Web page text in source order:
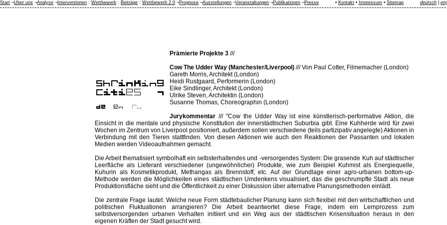
Prämierte Projekte 3 ///
Cow The Udder Way (Manchester/Liverpool) ///Von Paul Cotter, Filmemacher (London)
Gareth Morris, Architekt (London)
Heidi Rustgaard, Performerin (London)
Eike Sindlinger, Architekt (London)
Ulrike Steven, Architektin (London)
Susanne Thomas, Choreographin (London)
Jurykommentar /// "Cow the Udder Way ist eine künstlerisch-performative Aktion, die
Einsicht in die mentale und physische Konstitution der innerstädtischen Suburbia gibt. Eine Kuhherde wird für zwei
Wochen im Zentrum von Liverpool positioniert, außerdem sollen verschiedene (teils partizipativ angelegte) Aktionen in
Verbindung mit den Tieren stattfinden. Von diesen Aktionen wie auch den Reaktionen der Passanten und lokalen
Medien werden Videoaufnahmen gemacht.
Die Arbeit thematisiert symbolhaft ein selbsterhaltendes und -versorgendes System: Die grasende Kuh auf städtischer
Leerfläche als Lieferant verschiedener (ungewöhnlicher) Produkte, wie zum Beispiel Kuhmist als Energiequelle,
Kuhurin als Kosmetikprodukt, Methangas als Brennstoff, etc. Auf der Grundlage einer agro-urbanen bottom-up-
Methode werden die Möglichkeiten eines städtischen Umdenkens visualisiert, das die geschrumpfte Stadt als neue
Produktionsfläche sieht und die Öffentlichkeit zu einer Diskussion über alternative Planungsmethoden einlädt.
Die zentrale Frage lautet: Welche neue Form städtebaulicher Planung kann sich flexibel mit den wirtschaftlichen und
politischen Fluktuationen arrangieren? Die Arbeit beantwortet diese Frage, indem ein Lernprozess zum
selbstversorgenden urbanen Verhalten initiiert und ein Weg aus der städtischen Krisensituation heraus in den
eigenen Kräften der Stadt gesucht wird.
Start ¬Über uns ¬Analyse ¬ Interventionen : Wettbewerb : Beiträge : Wettbewerb 2.0 ¬Prognose ¬Ausstellungen ¬Veranstaltungen ¬Publikationen ¬Presse • Kontakt • Impressum • Sitemap deutsch